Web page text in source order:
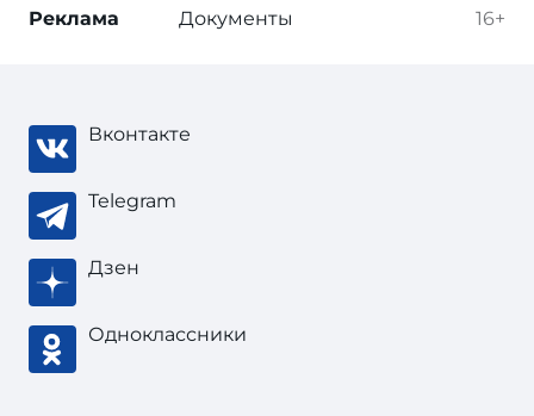
16+
Реклама Документы
Вконтакте
Telegram
Дзен
Одноклассники